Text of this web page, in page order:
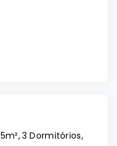
3 Dormitórios,